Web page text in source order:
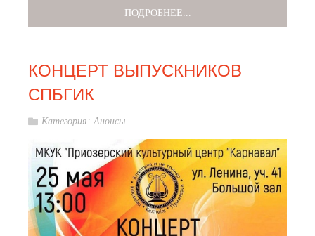
ПОДРОБНЕЕ...
КОНЦЕРТ ВЫПУСКНИКОВ
СПБГИК
Категория: Анонсы